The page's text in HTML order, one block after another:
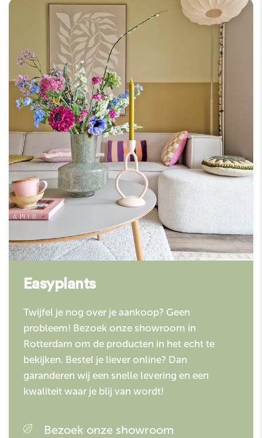
Easyplants
Twijfel je nog over je aankoop? Geen
probleem! Bezoek onze showroom in
Rotterdam om de producten in het echt te
bekijken. Bestel je liever online? Dan
garanderen wij een snelle levering en een
kwaliteit waar je blij van wordt!
Bezoek onze showroom